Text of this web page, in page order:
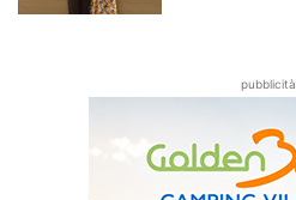
pubblicità